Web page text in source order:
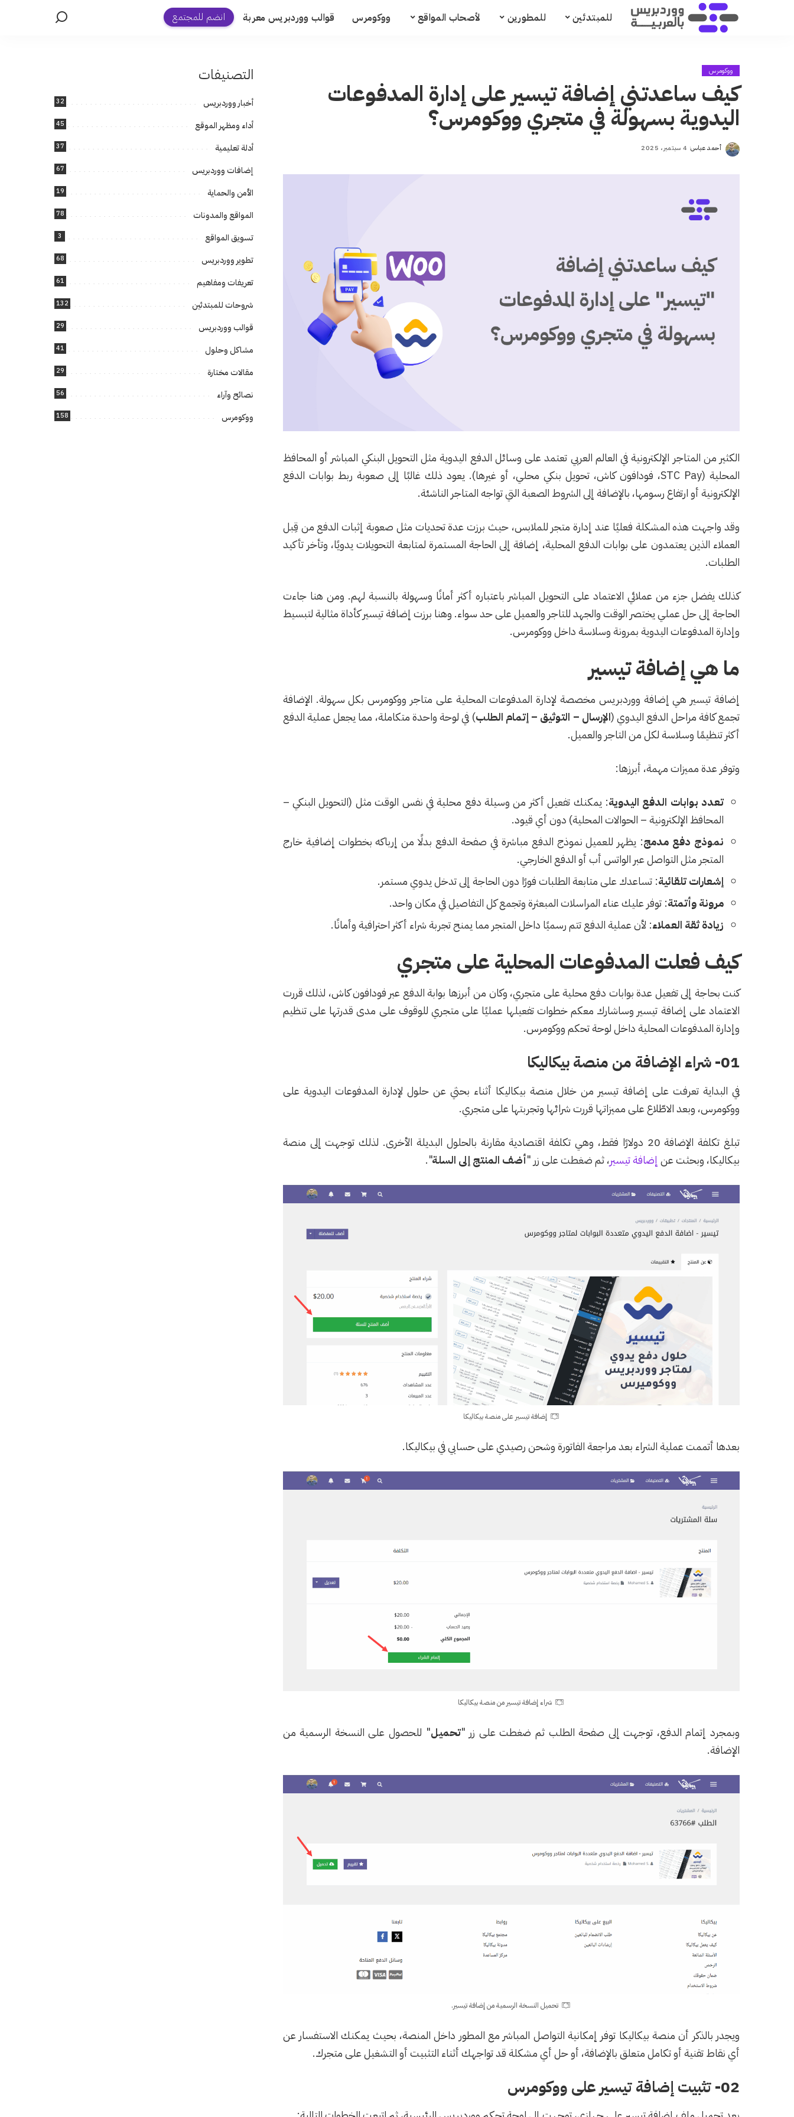
للمبتدئين للمطورين لأصحاب المواقع ووكومرس قوالب ووردبريس معربة انضم للمجتمع
ووكومرس
كيف ساعدتني إضافة تيسير على إدارة المدفوعات
اليدوية بسهولة في متجري ووكومرس؟
Posted
أحمد عباس 4 سبتمبر، 2025
الكثير من المتاجر الإلكترونية في العالم العربي تعتمد على وسائل الدفع اليدوية مثل التحويل البنكي المباشر أو المحافظ
المحلية (STC Pay، فودافون كاش، تحويل بنكي محلي، أو غيرها). يعود ذلك غالبًا إلى صعوبة ربط بوابات الدفع
الإلكترونية أو ارتفاع رسومها، بالإضافة إلى الشروط الصعبة التي تواجه المتاجر الناشئة.
وقد واجهت هذه المشكلة فعليًا عند إدارة متجر للملابس، حيث برزت عدة تحديات مثل صعوبة إثبات الدفع من قِبل
العملاء الذين يعتمدون على بوابات الدفع المحلية، إضافة إلى الحاجة المستمرة لمتابعة التحويلات يدويًا، وتأخر تأكيد
الطلبات.
كذلك يفضل جزء من عملائي الاعتماد على التحويل المباشر باعتباره أكثر أمانًا وسهولة بالنسبة لهم. ومن هنا جاءت
الحاجة إلى حل عملي يختصر الوقت والجهد للتاجر والعميل على حد سواء. وهنا برزت إضافة تيسير كأداة مثالية لتبسيط
وإدارة المدفوعات اليدوية بمرونة وسلاسة داخل ووكومرس.
ما هي إضافة تيسير
إضافة تيسير هي إضافة ووردبريس مخصصة لإدارة المدفوعات المحلية على متاجر ووكومرس بكل سهولة. الإضافة
تجمع كافة مراحل الدفع اليدوي (الإرسال – التوثيق – إتمام الطلب) في لوحة واحدة متكاملة، مما يجعل عملية الدفع
أكثر تنظيمًا وسلاسة لكل من التاجر والعميل.
وتوفر عدة مميزات مهمة، أبرزها:
تعدد بوابات الدفع اليدوية: يمكنك تفعيل أكثر من وسيلة دفع محلية في نفس الوقت مثل (التحويل البنكي –
المحافظ الإلكترونية – الحوالات المحلية) دون أي قيود.
نموذج دفع مدمج: يظهر للعميل نموذج الدفع مباشرة في صفحة الدفع بدلًا من إرباكه بخطوات إضافية خارج
المتجر مثل التواصل عبر الواتس أب أو الدفع الخارجي.
إشعارات تلقائية: تساعدك على متابعة الطلبات فورًا دون الحاجة إلى تدخل يدوي مستمر.
مرونة وأتمتة: توفر عليك عناء المراسلات المبعثرة وتجمع كل التفاصيل في مكان واحد.
زيادة ثقة العملاء: لأن عملية الدفع تتم رسميًا داخل المتجر مما يمنح تجربة شراء أكثر احترافية وأمانًا.
كيف فعلت المدفوعات المحلية على متجري
كنت بحاجة إلى تفعيل عدة بوابات دفع محلية على متجري، وكان من أبرزها بوابة الدفع عبر فودافون كاش، لذلك قررت
الاعتماد على إضافة تيسير وساشارك معكم خطوات تفعيلها عمليًا على متجري للوقوف على مدى قدرتها على تنظيم
وإدارة المدفوعات المحلية داخل لوحة تحكم ووكومرس.
01- شراء الإضافة من منصة بيكاليكا
في البداية تعرفت على إضافة تيسير من خلال منصة بيكاليكا أثناء بحثي عن حلول لإدارة المدفوعات اليدوية على
ووكومرس، وبعد الاطّلاع على مميزاتها قررت شرائها وتجربتها على متجري.
تبلغ تكلفة الإضافة 20 دولارًا فقط، وهي تكلفة اقتصادية مقارنة بالحلول البديلة الأخرى. لذلك توجهت إلى منصة
بيكاليكا، وبحثت عن إضافة تيسير، ثم ضغطت على زر "أضف المنتج إلى السلة".
إضافة تيسير على منصة بيكاليكا
بعدها أتممت عملية الشراء بعد مراجعة الفاتورة وشحن رصيدي على حسابي في بيكاليكا.
شراء إضافة تيسير من منصة بيكاليكا
وبمجرد إتمام الدفع، توجهت إلى صفحة الطلب ثم ضغطت على زر "تحميل" للحصول على النسخة الرسمية من
الإضافة.
تحميل النسخة الرسمية من إضافة تيسير.
ويجدر بالذكر أن منصة بيكاليكا توفر إمكانية التواصل المباشر مع المطور داخل المنصة، بحيث يمكنك الاستفسار عن
أي نقاط تقنية أو تكامل متعلق بالإضافة، أو حل أي مشكلة قد تواجهك أثناء التثبيت أو التشغيل على متجرك.
02- تثبيت إضافة تيسير على ووكومرس
التصنيفات
أخبار ووردبريس 32
أداء ومظهر الموقع 45
أدلة تعليمية 37
إضافات ووردبريس 67
الأمن والحماية 19
المواقع والمدونات 78
تسويق المواقع 3
تطوير ووردبريس 68
تعريفات ومفاهيم 61
شروحات للمبتدئين 132
قوالب ووردبريس 29
مشاكل وحلول 41
مقالات مختارة 29
نصائح وآراء 56
ووكومرس 158